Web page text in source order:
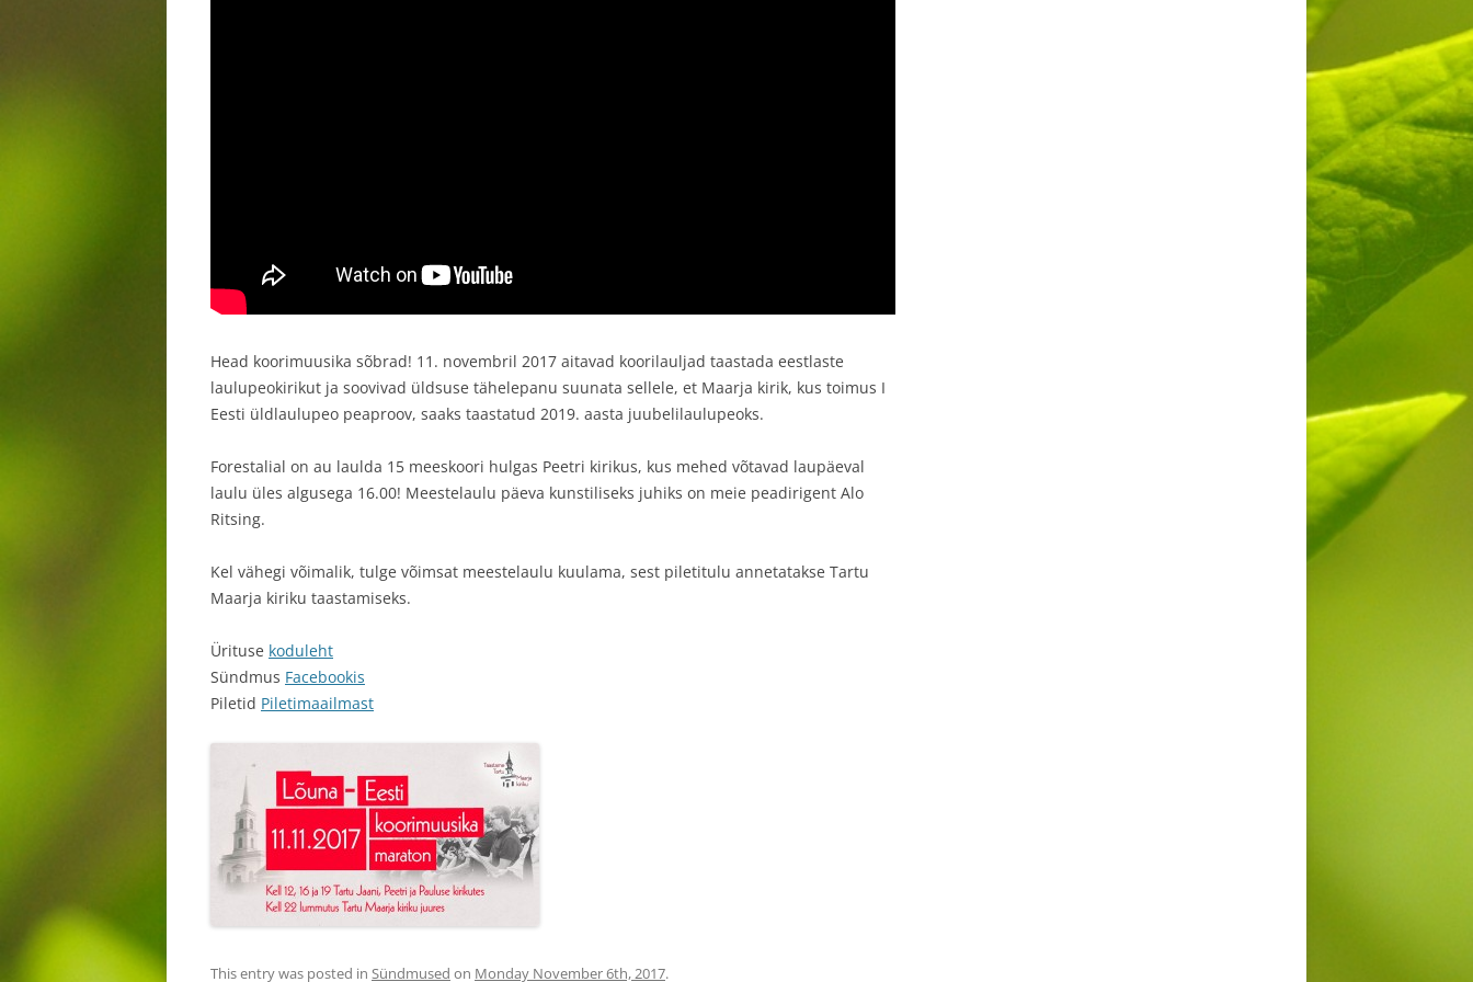
Head koorimuusika sõbrad! 11. novembril 2017 aitavad koorilauljad taastada eestlaste
laulupeokirikut ja soovivad üldsuse tähelepanu suunata sellele, et Maarja kirik, kus toimus I
Eesti üldlaulupeo peaproov, saaks taastatud 2019. aasta juubelilaulupeoks.
Forestalial on au laulda 15 meeskoori hulgas Peetri kirikus, kus mehed võtavad laupäeval
laulu üles algusega 16.00! Meestelaulu päeva kunstiliseks juhiks on meie peadirigent Alo
Ritsing.
Kel vähegi võimalik, tulge võimsat meestelaulu kuulama, sest piletitulu annetatakse Tartu
Maarja kiriku taastamiseks.
Ürituse koduleht
Sündmus Facebookis
Piletid Piletimaailmast
This entry was posted in Sündmused on Monday November 6th, 2017.